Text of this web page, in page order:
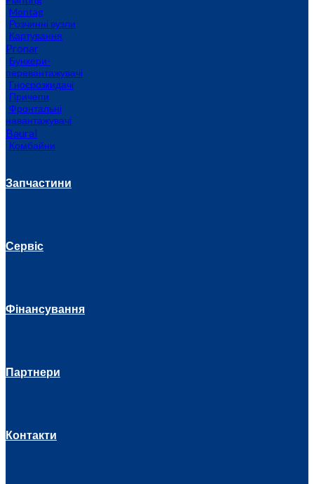
Montag
Розчинні вузли
Картування
Pronar
Бункери-
перевантажувачі
Гноєрозкидачі
Причепи
Фронтальні
навантажувачі
Baural
Комбайни
Запчастини
Сервіс
Фінансування
Партнери
Контакти